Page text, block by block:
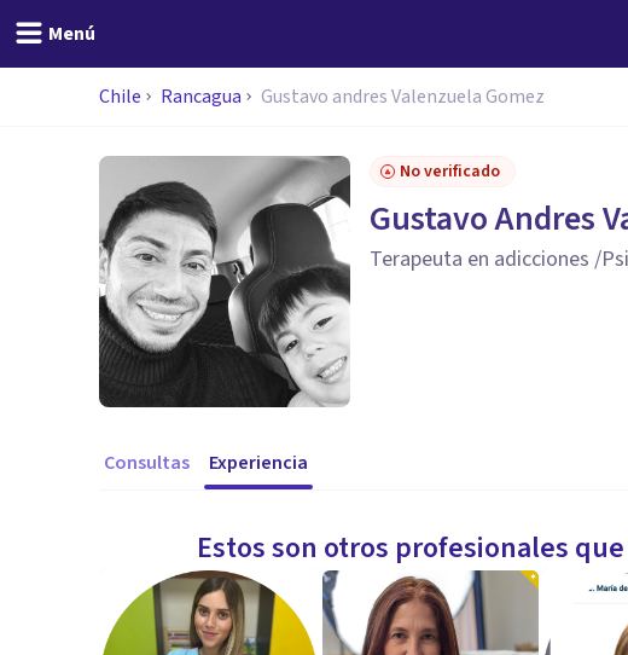
Menú
Chile Rancagua Gustavo andres Valenzuela Gomez
No verificado
Gustavo Andres
Terapeuta en adicciones /
Consultas Experiencia
Estos son otros profesionales